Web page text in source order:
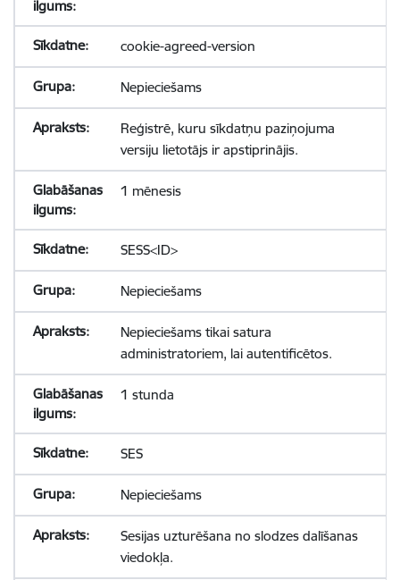
cookie-agreed-version
Nepieciešams
Reģistrē, kuru sīkdatņu paziņojuma
versiju lietotājs ir apstiprinājis.
1 mēnesis
SESS<ID>
Nepieciešams
Nepieciešams tikai satura
administratoriem, lai autentificētos.
1 stunda
SES
Nepieciešams
Sesijas uzturēšana no slodzes dalīšanas
viedokļa.